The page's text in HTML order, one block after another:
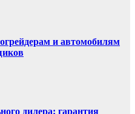
и автомобилям
дилера: гарантия